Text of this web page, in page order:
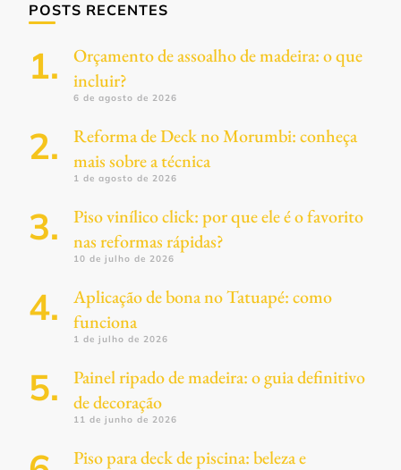
POSTS RECENTES
Orçamento de assoalho de madeira: o que
incluir?
6 de agosto de 2026
Reforma de Deck no Morumbi: conheça
mais sobre a técnica
1 de agosto de 2026
Piso vinílico click: por que ele é o favorito
nas reformas rápidas?
10 de julho de 2026
Aplicação de bona no Tatuapé: como
funciona
1 de julho de 2026
Painel ripado de madeira: o guia definitivo
de decoração
11 de junho de 2026
Piso para deck de piscina: beleza e